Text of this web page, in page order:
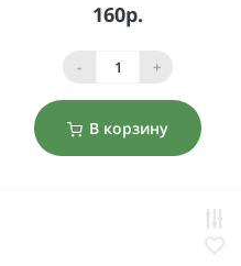
160р.
- +
В корзину